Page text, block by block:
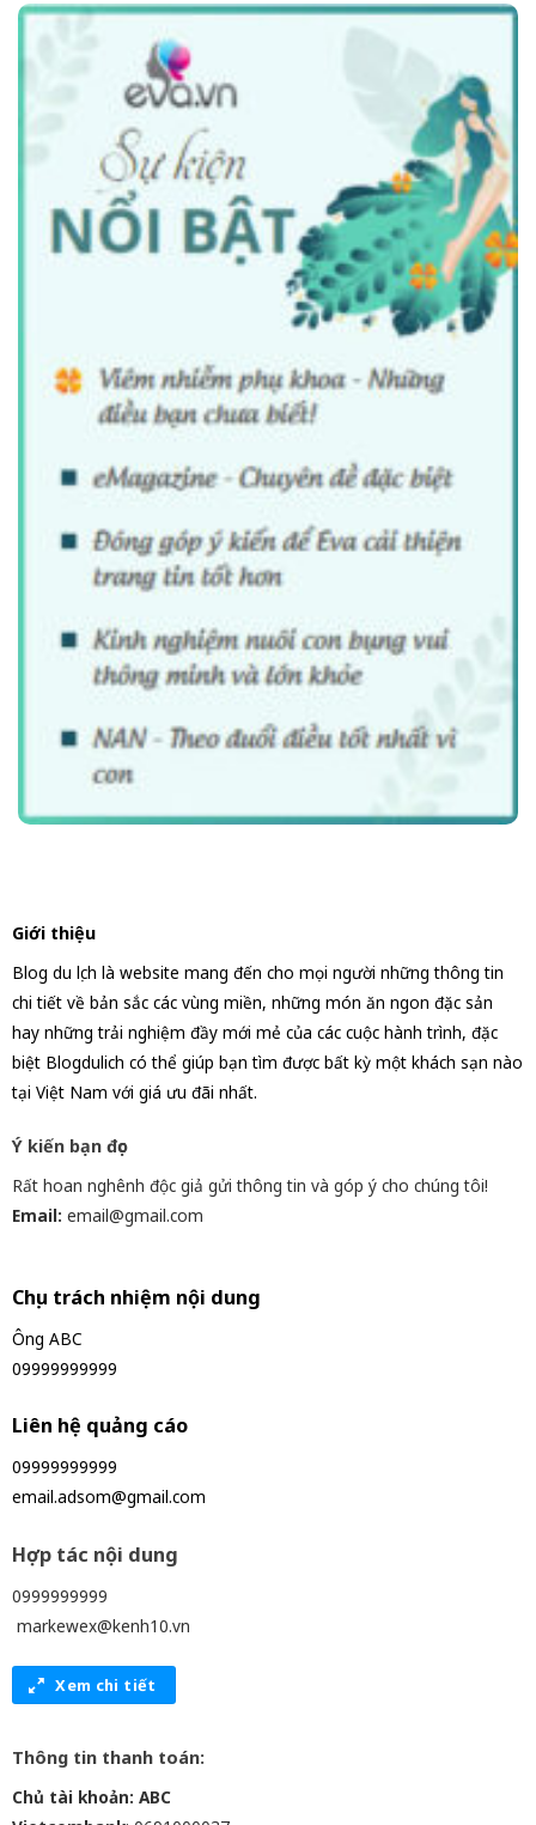
Giới thiệu
Blog du lịch là website mang đến cho mọi người những thông tin
chi tiết về bản sắc các vùng miền, những món ăn ngon đặc sản
hay những trải nghiệm đầy mới mẻ của các cuộc hành trình, đặc
biệt Blogdulich có thể giúp bạn tìm được bất kỳ một khách sạn nào
tại Việt Nam với giá ưu đãi nhất.
Ý kiến bạn đọc
Rất hoan nghênh độc giả gửi thông tin và góp ý cho chúng tôi!
Email: email@gmail.com
Chịu trách nhiệm nội dung
Ông ABC
09999999999
Liên hệ quảng cáo
09999999999
email.adsom@gmail.com
Hợp tác nội dung
0999999999
markewex@kenh10.vn
Xem chi tiết
Thông tin thanh toán:
Chủ tài khoản: ABC